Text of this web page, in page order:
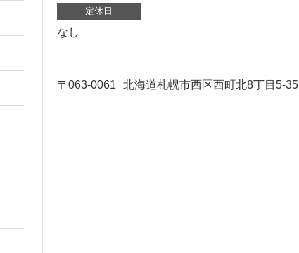
定休日
なし
〒063-0061 北海道札幌市西区西町北8丁目5-35